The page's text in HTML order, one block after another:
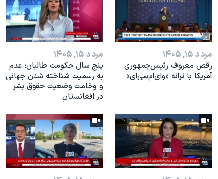
نرگس محمدی برنده جایزه نوبل صلح
همایش محافظه‌کاران آمریکا «سی‌پک»
صفحه‌های ویژه
سفر پرزیدنت ترامپ به چین
مرداد ۱۵, ۱۴۰۵
رقص معروف رئیس‌جمهوری
آمریکا با ترانه «وای‌ام‌سی‌ای»
مرداد ۱۵, ۱۴۰۵
پنج سال حکومت طالبان؛ عدم
به رسمیت شناخته شدن جهانی
و وخامت وضعیت حقوق بشر
در افغانستان